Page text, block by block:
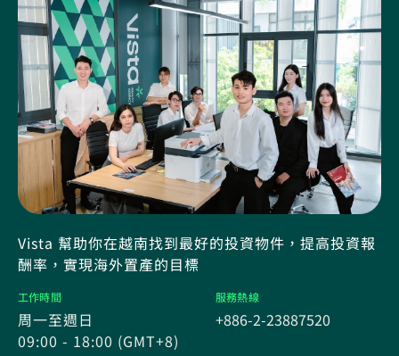
Vista 幫助你在越南找到最好的投資物件，提高投資報
酬率，實現海外置產的目標
工作時間
周一至週日
09:00 - 18:00 (GMT+8)
服務熱線
+886-2-23887520